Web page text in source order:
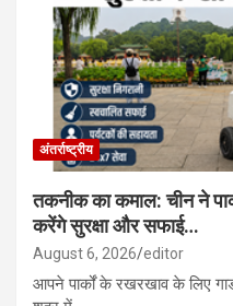
अंतर्राष्ट्रीय
तकनीक का कमाल: चीन ने
करेंगे सुरक्षा और सफाई…
August 6, 2026 editor
आपने पार्कों के रखरखाव के लिए